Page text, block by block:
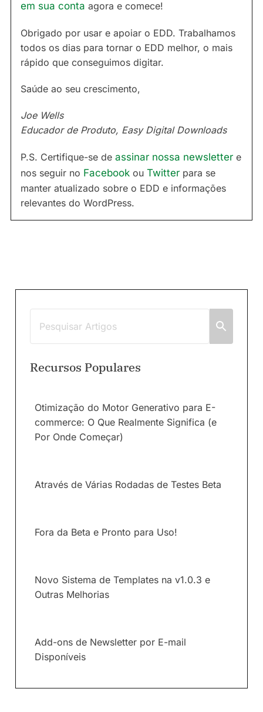
em sua conta agora e comece!
Obrigado por usar e apoiar o EDD. Trabalhamos
todos os dias para tornar o EDD melhor, o mais
rápido que conseguimos digitar.
Saúde ao seu crescimento,
Joe Wells
Educador de Produto, Easy Digital Downloads
P.S. Certifique-se de assinar nossa newsletter e
nos seguir no Facebook ou Twitter para se
manter atualizado sobre o EDD e informações
relevantes do WordPress.
Recursos Populares
Otimização do Motor Generativo para E-
commerce: O Que Realmente Significa (e
Por Onde Começar)
Através de Várias Rodadas de Testes Beta
Fora da Beta e Pronto para Uso!
Novo Sistema de Templates na v1.0.3 e
Outras Melhorias
Add-ons de Newsletter por E-mail
Disponíveis